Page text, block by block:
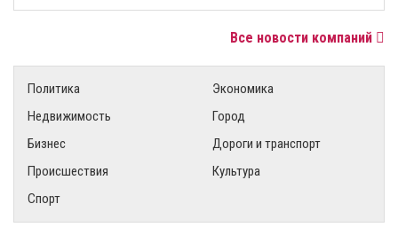
Все новости компаний
Политика
Экономика
Недвижимость
Город
Бизнес
Дороги и транспорт
Происшествия
Культура
Спорт